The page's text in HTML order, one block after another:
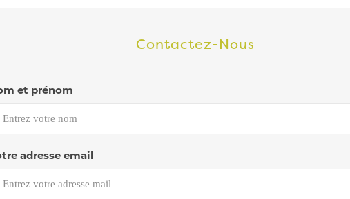
Contactez-Nous
et prénom
adresse email